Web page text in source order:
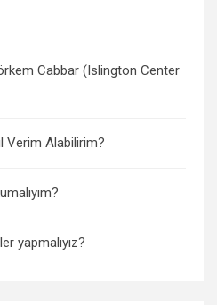
Cabbar (Islington Center
Verim Alabilirim?
yapmalıyız?